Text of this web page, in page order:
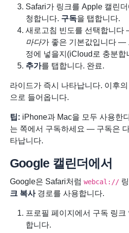
Safari가 링크를 Apple 캘린
청합니다. 구독을 탭합니다.
새로고침 빈도를 선택합니다
마다가 좋은 기본값입니다 —
정에 넣을지(iCloud로 충분합
추가를 탭합니다. 완료.
라이드가 즉시 나타납니다. 이후
으로 들어옵니다.
팁: iPhone과 Mac을 모두 사용한
는 쪽에서 구독하세요 — 구독은
타납니다.
Google 캘린더에서
Google은 Safari처럼 webcal://
크 복사경로를 사용합니다.
프로필 페이지에서 구독 링크
합니다.